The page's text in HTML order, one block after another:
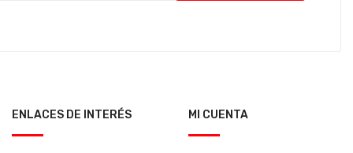
ENLACES DE INTERÉS MI CUENTA